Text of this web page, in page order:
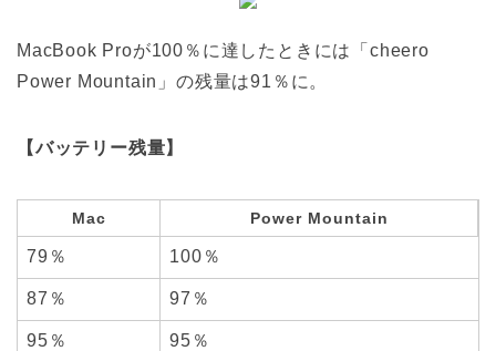
MacBook Proが100％に達したときには「cheero
Power Mountain」の残量は91％に。
【バッテリー残量】
Mac Power Mountain
79％ 100％
87％ 97％
95％ 95％